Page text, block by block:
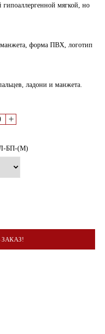
гипоаллергенной мягкой, но
форма ПВХ, логотип
ладони и манжета.
+
БП-(М)